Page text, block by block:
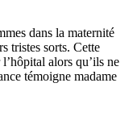
dans la maternité
tristes sorts. Cette
alors qu’ils ne
témoigne madame